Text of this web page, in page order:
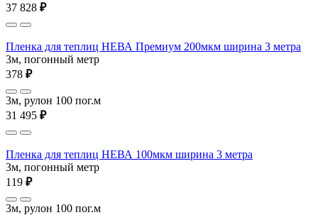
37 828 ₽
Пленка для теплиц НЕВА Премиум 200мкм ширина 3 метра
3м, погонный метр
378 ₽
3м, рулон 100 пог.м
31 495 ₽
Пленка для теплиц НЕВА 100мкм ширина 3 метра
3м, погонный метр
119 ₽
3м, рулон 100 пог.м